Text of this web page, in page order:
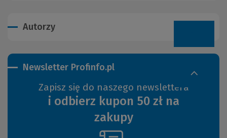
Autorzy
Newsletter Profinfo.pl
Zapisz się do naszego newslettera
i odbierz kupon 50 zł na
zakupy